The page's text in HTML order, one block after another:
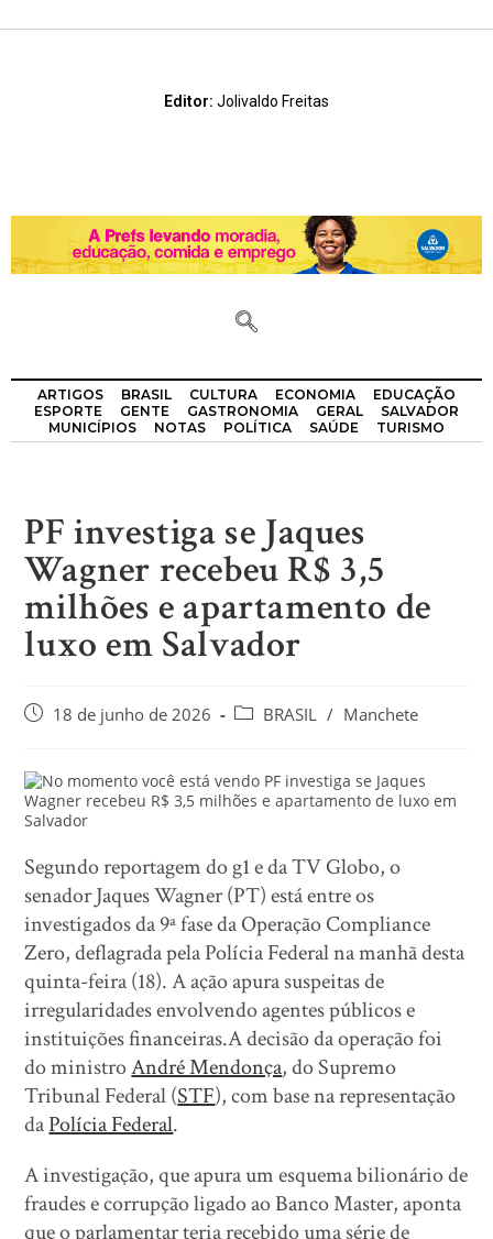
Editor: Jolivaldo Freitas
ARTIGOS BRASIL CULTURA ECONOMIA
EDUCAÇÃO
ESPORTE
GENTE GASTRONOMIA GERAL
SALVADOR
MUNICÍPIOS
NOTAS POLÍTICA SAÚDE TURISMO
PF investiga se Jaques
Wagner recebeu R$ 3,5
milhões e apartamento de
luxo em Salvador
18 de junho de 2026 BRASIL / Manchete
Segundo reportagem do g1 e da TV Globo, o
senador Jaques Wagner (PT) está entre os
investigados da 9ª fase da Operação Compliance
Zero, deflagrada pela Polícia Federal na manhã desta
quinta-feira (18). A ação apura suspeitas de
irregularidades envolvendo agentes públicos e
instituições financeiras.A decisão da operação foi
do ministroAndré Mendonça, do Supremo
Tribunal Federal (STF), com base na representação
daPolícia Federal.
A investigação, que apura um esquema bilionário de
fraudes e corrupção ligado ao Banco Master, aponta
que o parlamentar teria recebido uma série de